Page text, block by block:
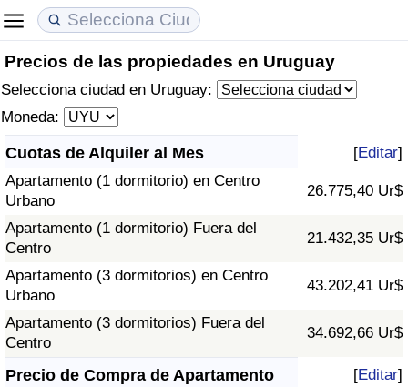
Precios de las propiedades en Uruguay
Selecciona ciudad en Uruguay:
Moneda:
Cuotas de Alquiler al Mes [Editar]
Apartamento (1 dormitorio) en Centro
Urbano
26.775,40 Ur$
Apartamento (1 dormitorio) Fuera del
Centro
21.432,35 Ur$
Apartamento (3 dormitorios) en Centro
Urbano
43.202,41 Ur$
Apartamento (3 dormitorios) Fuera del
Centro
34.692,66 Ur$
Precio de Compra de Apartamento [Editar]
Coste de vida
Índice de Costo de Vida (Actual)
Índice de Costo de Vida
Índice de costo de vida por país
en aqaba
Precios de las propiedades
Índice de Precios de Inmuebles (Actual)
Índice de Precios de Inmuebles
Índice de Precios de Inmuebles por País
Calidad de Vida
Índice de Calidad de Vida
Índice de Calidad de Vida (Actual)
Índice de calidad de vida por país
Delincuencia
Calificación del Índice de Criminalidad
(Actual)
Índice de Criminalidad